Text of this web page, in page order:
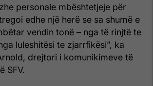
personale mbështetjeje për
edhe një herë se sa shumë e
vendin tonë – nga të rinjtë te
luleshitësi te zjarrfikësi”, ka
drejtori i komunikimeve të
SFV.